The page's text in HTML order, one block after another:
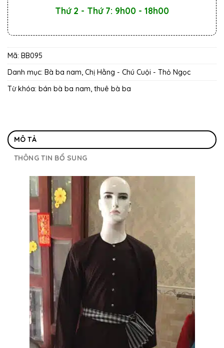
Thứ 2 - Thứ 7: 9h00 - 18h00
Mã: BB095
Danh mục: Bà ba nam, Chị Hằng - Chú Cuội - Thỏ Ngọc
Từ khóa: bán bà ba nam, thuê bà ba
MÔ TẢ
THÔNG TIN BỔ SUNG